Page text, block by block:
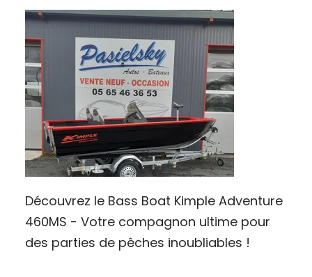
Découvrez le Bass Boat Kimple Adventure
460MS - Votre compagnon ultime pour
des parties de pêches inoubliables !